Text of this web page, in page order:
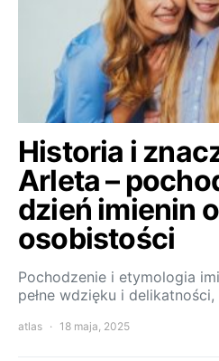
Historia i
Arleta –
dzień imienin
osobistości
Pochodzenie i etymologia
pełne wdzięku i
atlas 18 maja, 2025